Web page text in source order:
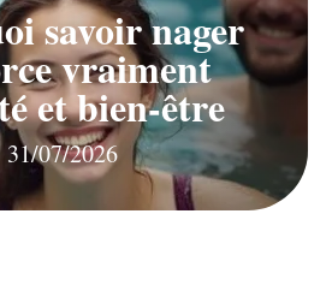
savoir nager
vraiment
et bien-être
31/07/2026